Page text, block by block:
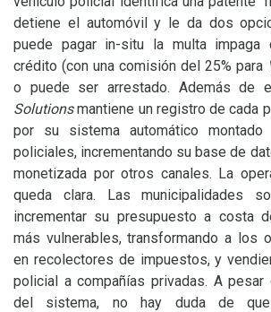
detiene el automóvil y le da dos
puede pagar in-situ la multa impaga
crédito (con una comisión del 25% para
o puede ser arrestado. Además de
Solutionsmantiene un registro de cada
por su sistema automático
policiales, incrementando su base de
monetizada por otros canales. La
queda clara. Las municipalidades
incrementar su presupuesto a costa
más vulnerables, transformando a los
en recolectores de impuestos, y
policial a compañías privadas. A pesar
del sistema, no hay duda de